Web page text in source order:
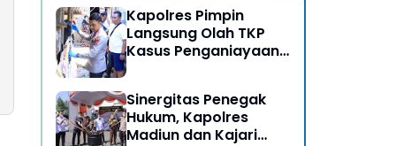
Kapolres Pimpin
Langsung Olah TKP
Kasus Penganiayaan
Ngawi
Sinergitas Penegak
Hukum, Kapolres
Madiun dan Kajari